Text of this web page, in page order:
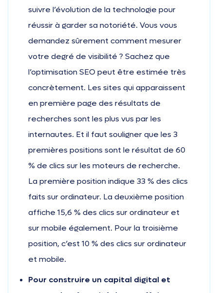
suivre l’évolution de la technologie pour
réussir à garder sa notoriété. Vous vous
demandez sûrement comment mesurer
votre degré de visibilité ? Sachez que
l’optimisation SEO peut être estimée très
concrètement. Les sites qui apparaissent
en première page des résultats de
recherches sont les plus vus par les
internautes. Et il faut souligner que les 3
premières positions sont le résultat de 60
% de clics sur les moteurs de recherche.
La première position indique 33 % des clics
faits sur ordinateur. La deuxième position
affiche 15,6 % des clics sur ordinateur et
sur mobile également. Pour la troisième
position, c’est 10 % des clics sur ordinateur
et mobile.
Pour construire un capital digital et